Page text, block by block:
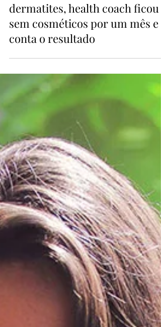
Detox: após crises de
dermatites, health coach ficou
sem cosméticos por um mês e
conta o resultado